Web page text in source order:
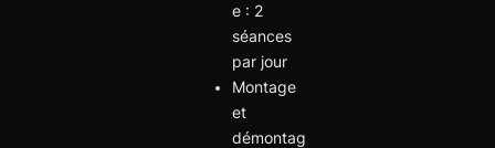
e : 2
séances
par jour
Montage
et
démontag